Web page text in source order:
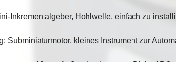
Inkrementalgeber, Hohlwelle, einfach zu
Subminiaturmotor, kleines Instrument zur